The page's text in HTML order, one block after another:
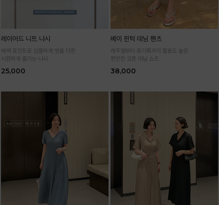
레이어드 니트 나시
배색 포인트로 심플하게 멋을 더한
시원하게 즐기는 나시
25,000
베이 핀턱 데님 팬츠
캐주얼부터 휴가룩까지 활용도 높은
편안한 코튼 데님 쇼츠
38,000